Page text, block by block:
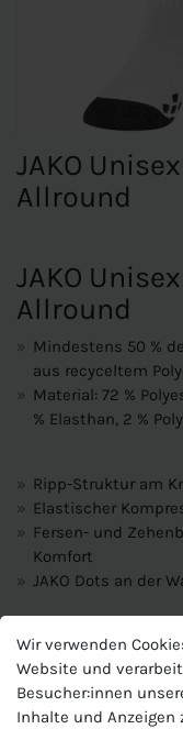
JAKO
Allround
JAKO
Allround
Mindestens 50 %
aus recyceltem
Material: 72 %
% Elasthan, 2 %
Ripp-Struktur am
Elastischer
Fersen- und
Komfort
JAKO Dots an der
J-3899-U
Hersteller
Jako
Wir verwenden
Website und
Besucher:innen
Inhalte und Anzeigen